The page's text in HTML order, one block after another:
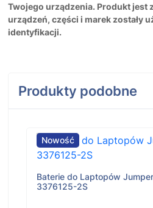
Twojego urządzenia. Produkt jest
urządzeń, części i marek zostały
identyfikacji.
Produkty podobne
Nowość
Baterie do Laptopów
3376125-2S